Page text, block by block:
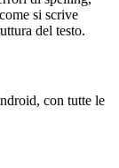
si scrive
del testo.
con tutte le